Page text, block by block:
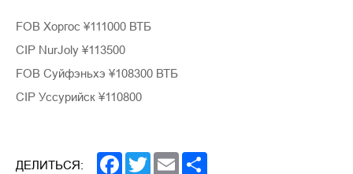
FOB Хоргос ¥111000 ВТБ
CIP NurJoly ¥113500
FOB Суйфэньхэ ¥108300 ВТБ
CIP Уссурийск ¥110800
ДЕЛИТЬСЯ: Facebook
TwitterEmail